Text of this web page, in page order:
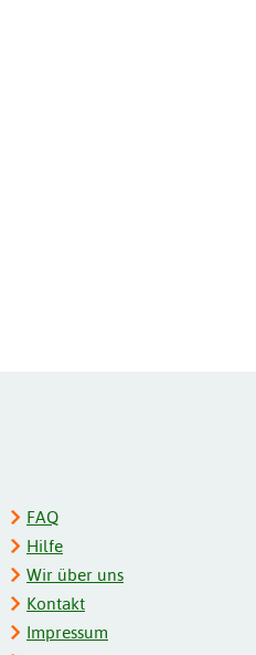
FAQ
Hilfe
Wir über uns
Kontakt
Impressum